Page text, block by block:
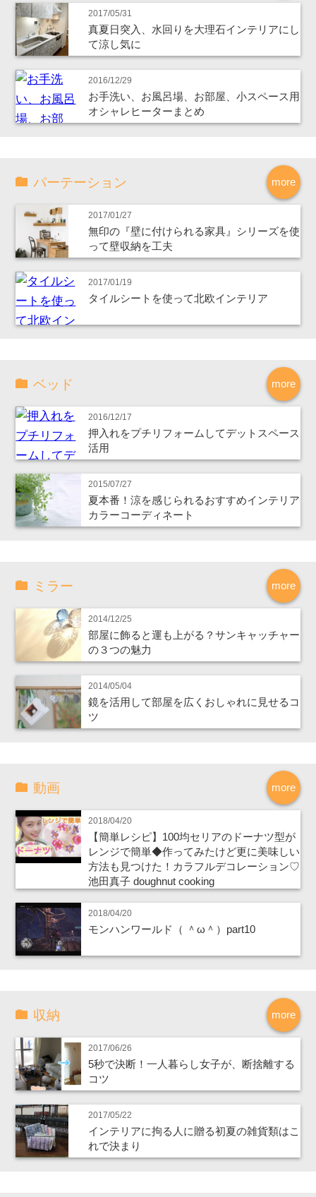
2017/05/31
真夏日突入、水回りを大理石インテリアにし
て涼し気に
2016/12/29
お手洗い、お風呂場、お部屋、小スペース用
オシャレヒーターまとめ
more
パーテーション
2017/01/27
無印の『壁に付けられる家具』シリーズを使
って壁収納を工夫
2017/01/19
タイルシートを使って北欧インテリア
more
ベッド
2016/12/17
押入れをプチリフォームしてデットスペース
活用
2015/07/27
夏本番！涼を感じられるおすすめインテリア
カラーコーディネート
more
ミラー
2014/12/25
部屋に飾ると運も上がる？サンキャッチャー
の３つの魅力
2014/05/04
鏡を活用して部屋を広くおしゃれに見せるコ
ツ
more
動画
2018/04/20
【簡単レシピ】100均セリアのドーナツ型が
レンジで簡単◆作ってみたけど更に美味しい
方法も見つけた！カラフルデコレーション♡
池田真子 doughnut cooking
2018/04/20
モンハンワールド（ ＾ω＾）part10
more
収納
2017/06/26
5秒で決断！一人暮らし女子が、断捨離する
コツ
2017/05/22
インテリアに拘る人に贈る初夏の雑貨類はこ
れで決まり